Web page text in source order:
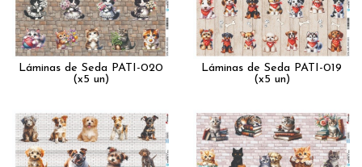
Láminas de Seda PATI-020
(x5 un)
Láminas de Seda PATI-019
(x5 un)